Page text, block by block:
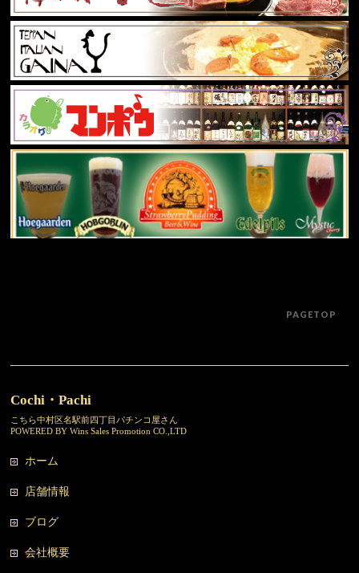
PAGETOP
Cochi・Pachi
こちら中村区名駅前四丁目パチンコ屋さん
POWERED BY Wins Sales Promotion CO.,LTD
ホーム
店舗情報
ブログ
会社概要